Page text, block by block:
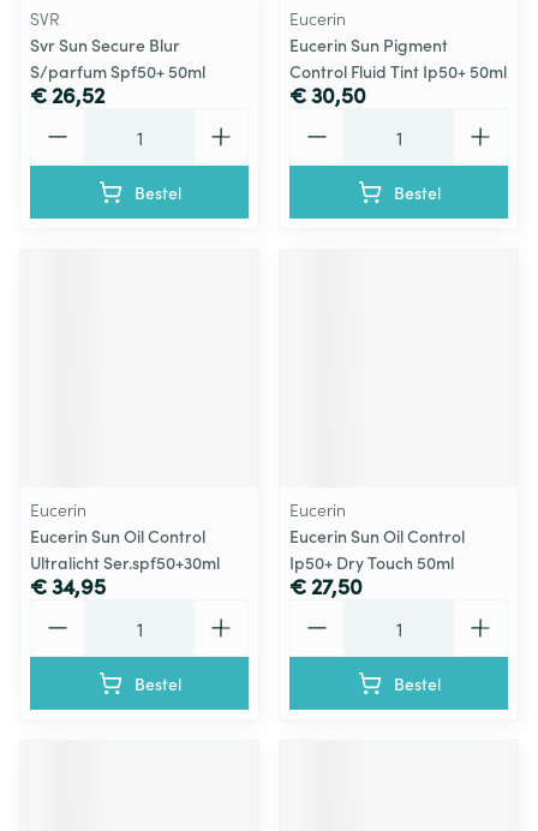
SVR
Svr Sun Secure Blur
S/parfum Spf50+ 50ml
€ 26,52
Bestel
Eucerin
Eucerin Sun Pigment
Control Fluid Tint Ip50+ 50ml
€ 30,50
Bestel
Eucerin
Eucerin Sun Oil Control
Ultralicht Ser.spf50+30ml
€ 34,95
Bestel
Eucerin
Eucerin Sun Oil Control
Ip50+ Dry Touch 50ml
€ 27,50
Bestel